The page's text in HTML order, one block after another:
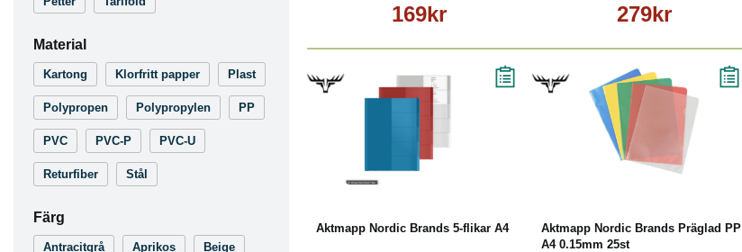
Material
Kartong Klorfritt papper Plast
Polypropen Polypropylen PP
PVC PVC-P PVC-U
Returfiber Stål
Färg
Antracitgrå Aprikos Beige
169kr 279kr
Aktmapp Nordic Brands 5-flikar A4
Läs mer
Aktmapp Nordic Brands Präglad PP
A4 0.15mm 25st
Läs mer